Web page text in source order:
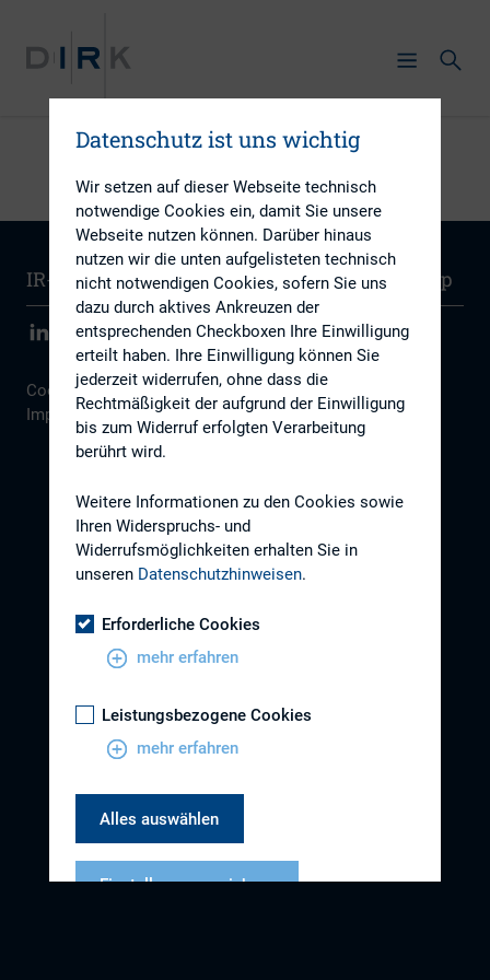
IR-Wissen Kontakt Newsletter Sitemap
Cookie Einstellungen | Datenschutz |
Impressum
Datenschutz ist uns wichtig
Wir setzen auf dieser Webseite technisch
notwendige Cookies ein, damit Sie unsere
Webseite nutzen können. Darüber hinaus
nutzen wir die unten aufgelisteten technisch
nicht notwendigen Cookies, sofern Sie uns
dazu durch aktives Ankreuzen der
entsprechenden Checkboxen Ihre Einwilligung
erteilt haben. Ihre Einwilligung können Sie
jederzeit widerrufen, ohne dass die
Rechtmäßigkeit der aufgrund der Einwilligung
bis zum Widerruf erfolgten Verarbeitung
berührt wird.
Weitere Informationen zu den Cookies sowie
Ihren Widerspruchs- und
Widerrufsmöglichkeiten erhalten Sie in
unseren Datenschutzhinweisen.
Erforderliche Cookies
mehr erfahren
Leistungsbezogene Cookies
mehr erfahren
Alles auswählen
Einstellungen speichern